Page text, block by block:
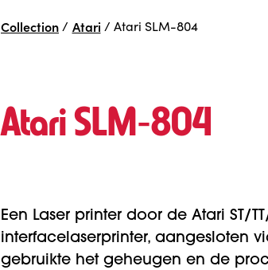
Collection / Atari / Atari SLM-804
Atari SLM‑804
Een Laser printer door de Atari ST/
interfacelaserprinter, aangesloten
gebruikte het geheugen en de